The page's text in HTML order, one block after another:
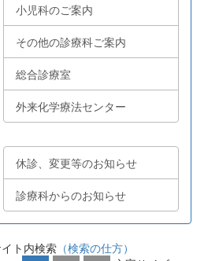
小児科のご案内
その他の診療科ご案内
総合診療室
外来化学療法センター
休診、変更等のお知らせ
診療科からのお知らせ
ト内検索 （検索の仕方）